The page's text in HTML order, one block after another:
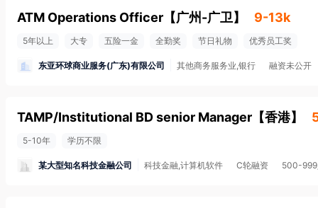
ATM Operations Officer 【广州-广卫 】 9-13k
5年以上 大专 五险一金 全勤奖 节日礼物 优秀员工奖
东亚环球商业服务(广东)有限公司 其他商务服务业,银行 融资未公开
TAMP/Institutional BD senior Manager 【香港】
5-10年 学历不限
某大型知名科技金融公司 科技金融,计算机软件 C轮融资 500-